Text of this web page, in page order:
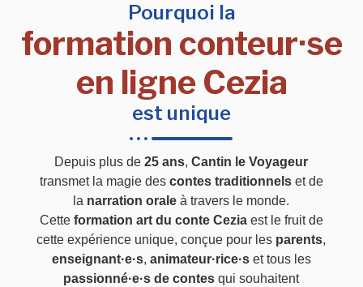
Pourquoi la
formation conteur·se
en ligne Cezia
est unique
Depuis plus de25 ans,Cantin le Voyageur
transmet la magie des contes traditionnelset de
la narration orale à travers le monde.
Cette formation art du conte Ceziaest le fruit de
cette expérience unique, conçue pour les parents,
enseignant·e·s, animateur·rice·set tous les
passionné·e·s de contes qui souhaitent